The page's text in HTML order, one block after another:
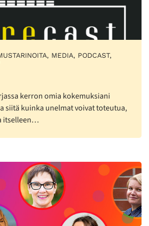
MEDIA, PODCAST,
kerron omia kokemuksiani
siitä kuinka unelmat voivat toteutua,
itselleen…